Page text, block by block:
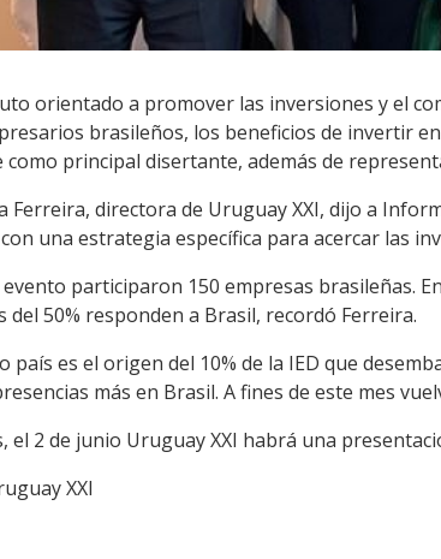
orientado a promover las inversiones y el
brasileños, los beneficios de invertir
como principal disertante, además de
Ferreira, directora de Uruguay XXI, dijo a
una estrategia específica para acercar las
evento participaron 150 empresas brasileñas.
del 50% responden a Brasil, recordó Ferreira.
país es el origen del 10% de la IED que
más en Brasil. A fines de este mes
el 2 de junio Uruguay XXI habrá una
XXI